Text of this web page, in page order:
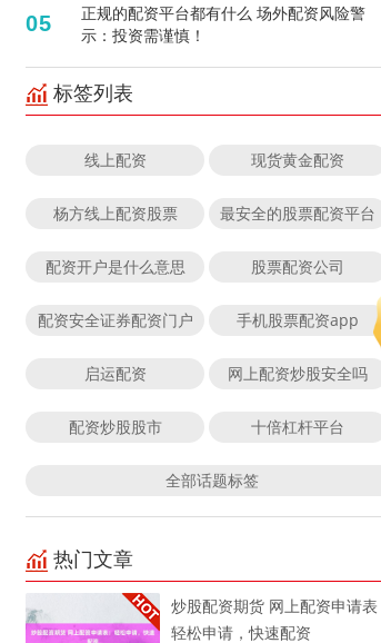
05
正规的配资平台都有什么 场外配资风险警
示：投资需谨慎！
标签列表
线上配资 现货黄金配资
杨方线上配资股票 最安全的股票配资平台
配资开户是什么意思 股票配资公司
配资安全证券配资门户 手机股票配资app
启运配资 网上配资炒股安全吗
配资炒股股市 十倍杠杆平台
全部话题标签
热门文章
炒股配资期货 网上配资申请表
轻松申请，快速配资